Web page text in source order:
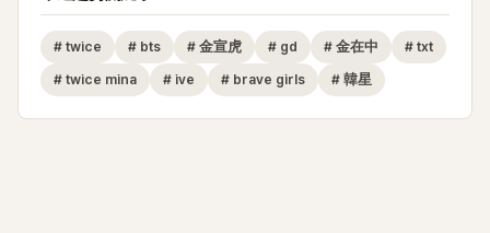
# twice # bts # 金宣虎 # gd # 金在中 # txt
# twice mina # ive # brave girls # 韓星